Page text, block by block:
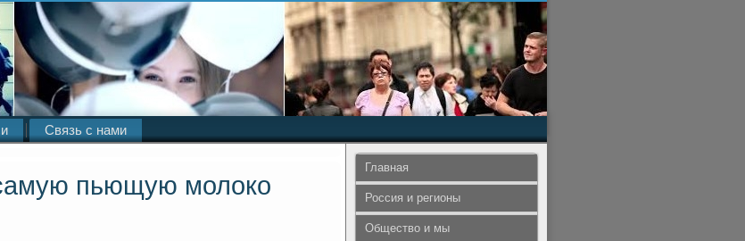
Связь с нами
пьющую молоко
Главная
Россия и регионы
Общество и мы